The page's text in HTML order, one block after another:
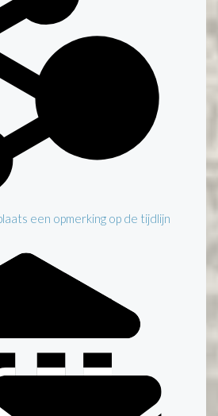
een opmerking op de tijdlijn